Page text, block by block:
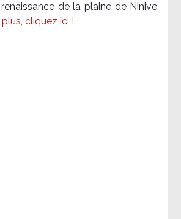
de la plaine de Ninive
cliquez ici !